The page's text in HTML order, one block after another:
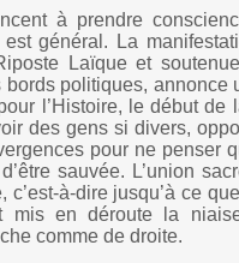
à prendre
général. La
Laïque et
bords politiques, annonce
l’Histoire, le début de
des gens si divers,
pour ne penser
sauvée. L’union
c’est-à-dire jusqu’à ce
mis en déroute la
comme de droite.